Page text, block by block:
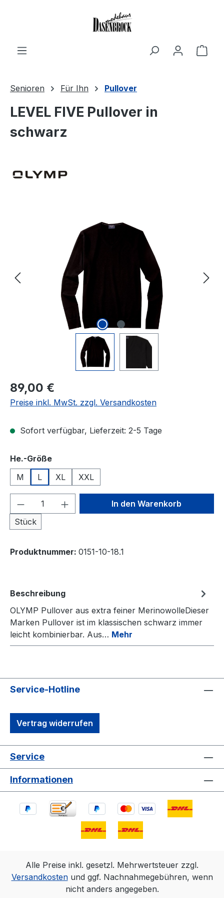
Senioren Für Ihn Pullover
LEVEL FIVE Pullover in
schwarz
Bildergalerie überspringen
Regulärer Preis:
89,00 €
Preise inkl. MwSt. zzgl. Versandkosten
Sofort verfügbar, Lieferzeit: 2-5 Tage
He.-Größeauswählen
M
L XL XXL
Produkt Anzahl: Gib den
Stück
In den Warenkorb
Produktnummer: 0151-10-18.1
Beschreibung
OLYMP Pullover aus extra feiner MerinowolleDieser
Marken Pullover ist im klassischen schwarz immer
leicht kombinierbar. Aus… Mehr
Service-Hotline
Vertrag widerrufen
Service
Informationen
Alle Preise inkl. gesetzl. Mehrwertsteuer zzgl.
Versandkostenund ggf. Nachnahmegebühren, wenn
nicht anders angegeben.